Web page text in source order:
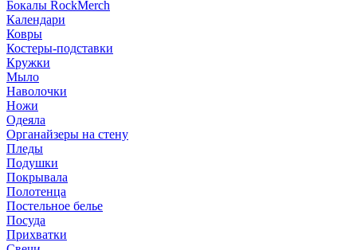
Бокалы RockMerch
Календари
Ковры
Костеры-подставки
Кружки
Мыло
Наволочки
Ножи
Одеяла
Органайзеры на стену
Пледы
Подушки
Покрывала
Полотенца
Постельное белье
Посуда
Прихватки